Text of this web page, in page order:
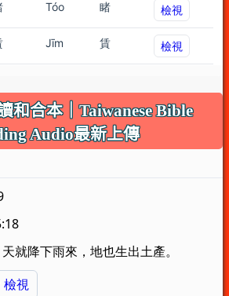
和合本｜Taiwanese Bible
Audio最新上傳